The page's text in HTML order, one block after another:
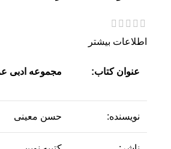
اطلاعات بیشتر
عنوان کتاب: مجموعه ادبی
نویسنده: حسن معینی